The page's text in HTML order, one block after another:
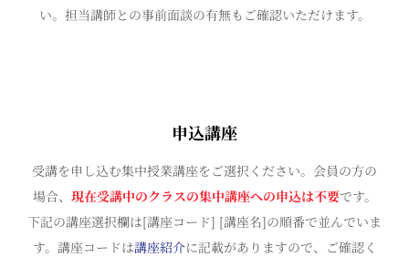
い。担当講師との事前面談の有無もご確認いただけます。
申込講座
受講を申し込む集中授業講座をご選択ください。会員の方の
場合、 現在受講中のクラスの集中講座への申込は不要です。
下記の講座選択欄は[講座コード] [講座名]の順番で並んでいま
す。講座コードは講座紹介に記載がありますので、ご確認く